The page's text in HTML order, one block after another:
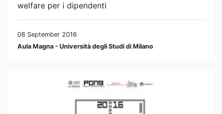
welfare per i dipendenti
08 September 2016
Aula Magna - Università degli Studi di Milano